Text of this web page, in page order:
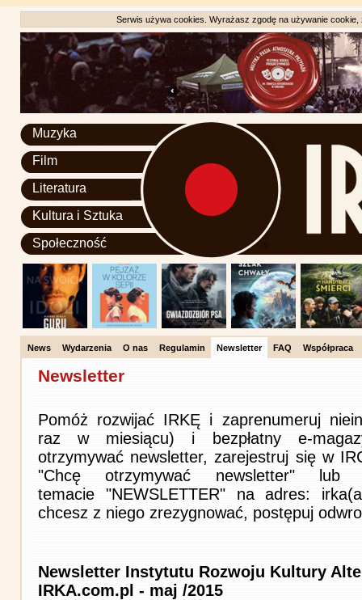
Serwis używa cookies. Wyrażasz zgodę na używanie
Muzyka
Film
Literatura
Kultura i Sztuka
Społeczność
News Wydarzenia O nas Regulamin Newsletter FAQ Współpraca
Newsletter
Pomóż rozwijać IRKĘ i zaprenumeruj
raz w miesiącu) i bezpłatny e-
otrzymywać newsletter, zarejestruj się w
"Chcę otrzymywać newsletter"
temacie "NEWSLETTER" na adres:
chcesz z niego zrezygnować, postępuj
Newsletter Instytutu Rozwoju Kultury
IRKA.com.pl - maj /2015